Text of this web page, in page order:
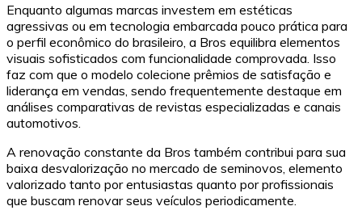
Enquanto algumas marcas investem em estéticas
agressivas ou em tecnologia embarcada pouco prática para
o perfil econômico do brasileiro, a Bros equilibra elementos
visuais sofisticados com funcionalidade comprovada. Isso
faz com que o modelo colecione prêmios de satisfação e
liderança em vendas, sendo frequentemente destaque em
análises comparativas de revistas especializadas e canais
automotivos.
A renovação constante da Bros também contribui para sua
baixa desvalorização no mercado de seminovos, elemento
valorizado tanto por entusiastas quanto por profissionais
que buscam renovar seus veículos periodicamente.